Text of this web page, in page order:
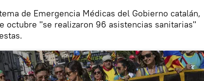
de Emergencia Médicas del Gobierno catalán,
octubre "se realizaron 96 asistencias sanitarias"